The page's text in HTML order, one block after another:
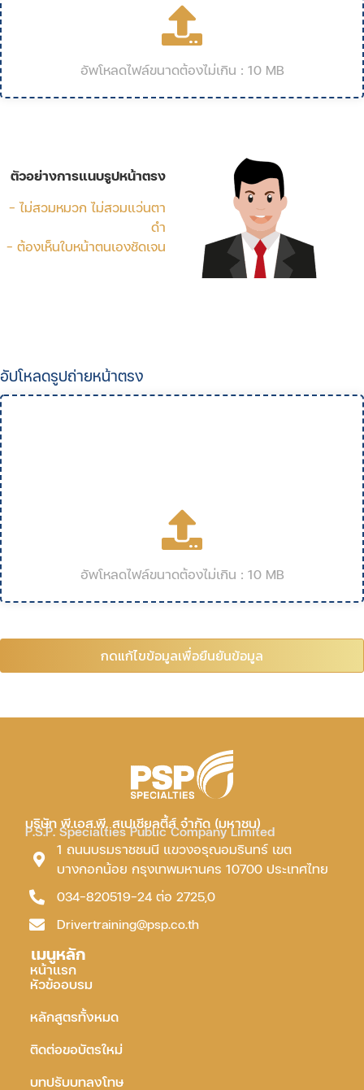
อัพโหลดไฟล์ขนาดต้องไม่เกิน : 10 MB
ตัวอย่างการแนบรูปหน้าตรง
- ไม่สวมหมวก ไม่สวมแว่นตา
ดำ
- ต้องเห็นใบหน้าตนเองชัดเจน
อัปโหลดรูปถ่ายหน้าตรง
อัพโหลดไฟล์ขนาดต้องไม่เกิน : 10 MB
กดแก้ไขข้อมูลเพื่อยืนยันข้อมูล
บริษัท พี.เอส.พี. สเปเชียลตี้ส์ จำกัด (มหาชน)
P.S.P. Specialties Public Company Limited
1 ถนนบรมราชชนนี แขวงอรุณอมรินทร์ เขต
บางกอกน้อย กรุงเทพมหานคร 10700 ประเทศไทย
034-820519-24 ต่อ 2725,0
Drivertraining@psp.co.th
เมนูหลัก
หน้าแรก
หัวข้ออบรม
หลักสูตรทั้งหมด
ติดต่อขอบัตรใหม่
บทปรับบทลงโทษ